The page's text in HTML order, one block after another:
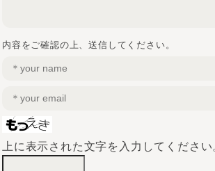
内容をご確認の上、送信してください。
上に表示された文字を入力してください